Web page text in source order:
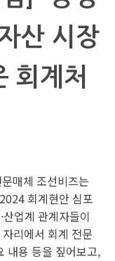
산 시장
회계처
매체 조선비즈는
회계현안 심포
산업계 관계자들이
리에서 회계 전문
내용 등을 짚어보고,